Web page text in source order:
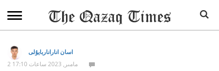
اسان اناراناربايۇلى
2 مامىر, 2023 ساعات 17:10